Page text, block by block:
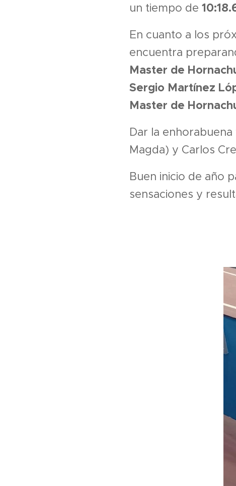
un tiempo de
En cuanto a los
encuentra
Master de
Sergio Martínez
Master de
Dar la
Magda) y Carlos
Buen inicio de año
sensaciones y